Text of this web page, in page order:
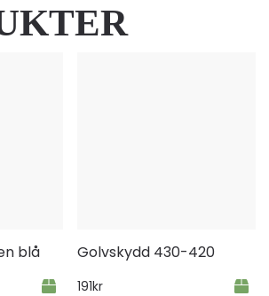
blå Golvskydd 430-420
191kr